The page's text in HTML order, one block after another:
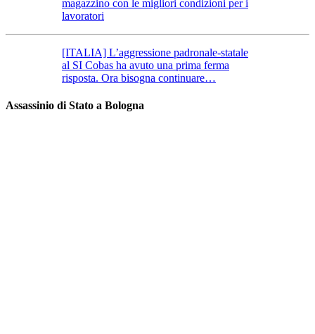
magazzino con le migliori condizioni per i
lavoratori
[ITALIA] L’aggressione padronale-statale
al SI Cobas ha avuto una prima ferma
risposta. Ora bisogna continuare…
Assassinio di Stato a Bologna